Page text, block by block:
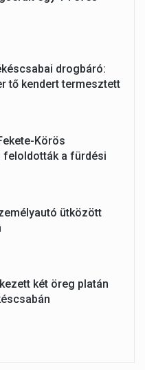
drogbáró:
tő kendert termesztett
Körös
feloldották a fürdési
ütközött
két öreg platán